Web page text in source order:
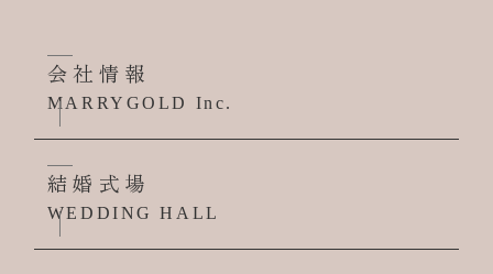
会社情報
MARRYGOLD Inc.
結婚式場
WEDDING HALL